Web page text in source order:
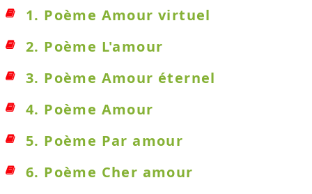
1. Poème Amour virtuel
2. Poème L'amour
3. Poème Amour éternel
4. Poème Amour
5. Poème Par amour
6. Poème Cher amour